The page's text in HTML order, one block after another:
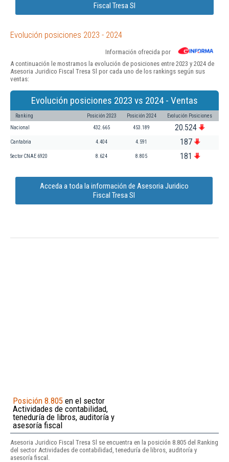
Fiscal Tresa Sl
Evolución posiciones 2023 - 2024
Información ofrecida por
A continuación le mostramos la evolución de posiciones entre 2023 y 2024 de
Asesoria Juridico Fiscal Tresa Sl por cada uno de los rankings según sus
ventas:
Evolución posiciones 2023 vs 2024 - Ventas
Ranking Posición 2023 Posición 2024 Evolución Posiciones
Nacional 432.665 453.189 20.524
Cantabria 4.404 4.591 187
Sector CNAE 6920 8.624 8.805 181
Acceda a toda la información de Asesoria Juridico
Fiscal Tresa Sl
Posición 8.805 en el sector
Actividades de contabilidad,
teneduría de libros, auditoría y
asesoría fiscal
Asesoria Juridico Fiscal Tresa Sl se encuentra en la posición 8.805 del Ranking
del sector Actividades de contabilidad, teneduría de libros, auditoría y
asesoría fiscal.